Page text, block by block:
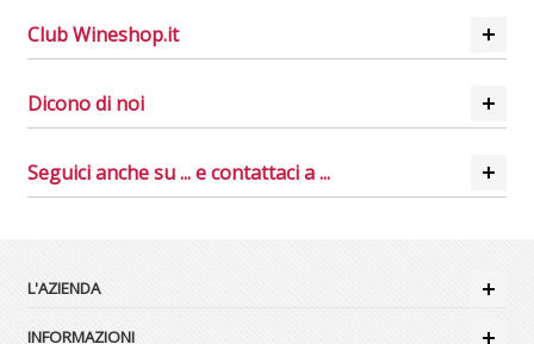
Club Wineshop.it
Dicono di noi
Seguici anche su ... e contattaci a ...
L'AZIENDA
INFORMAZIONI